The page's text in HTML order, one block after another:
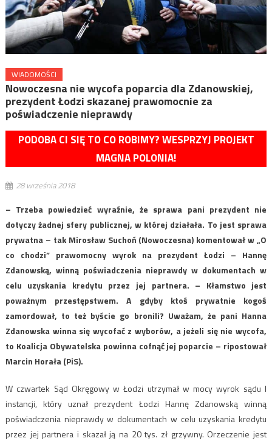
WIADOMOŚCI
Nowoczesna nie wycofa poparcia dla Zdanowskiej,
prezydent Łodzi skazanej prawomocnie za
poświadczenie nieprawdy
PODOBA CI SIĘ TO CO ROBIMY? WESPRZYJ PROJEKT
MAGNA POLONIA!
28 września 2018
– Trzeba powiedzieć wyraźnie, że sprawa pani prezydent nie
dotyczy żadnej sfery publicznej, w której działała. To jest sprawa
prywatna – tak Mirosław Suchoń (Nowoczesna) komentował w „O
co chodzi” prawomocny wyrok na prezydent Łodzi – Hannę
Zdanowską, winną poświadczenia nieprawdy w dokumentach w
celu uzyskania kredytu przez jej partnera. – Kłamstwo jest
poważnym przestępstwem. A gdyby ktoś prywatnie kogoś
zamordował, to też byście go bronili? Uważam, że pani Hanna
Zdanowska winna się wycofać z wyborów, a jeżeli się nie wycofa,
to Koalicja Obywatelska powinna cofnąć jej poparcie – ripostował
Marcin Horała (PiS).
W czwartek Sąd Okręgowy w Łodzi utrzymał w mocy wyrok sądu I
instancji, który uznał prezydent Łodzi Hannę Zdanowską winną
poświadczenia nieprawdy w dokumentach w celu uzyskania kredytu
przez jej partnera i skazał ją na 20 tys. zł grzywny. Orzeczenie jest